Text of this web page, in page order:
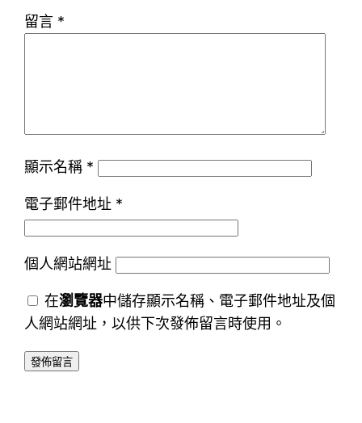
留言 *
顯示名稱 *
電子郵件地址 *
個人網站網址
在瀏覽器中儲存顯示名稱、電子郵件地址及個
人網站網址，以供下次發佈留言時使用。